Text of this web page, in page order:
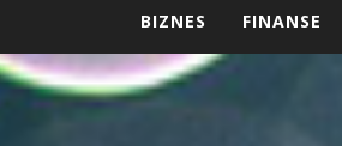
BIZNES FINANSE